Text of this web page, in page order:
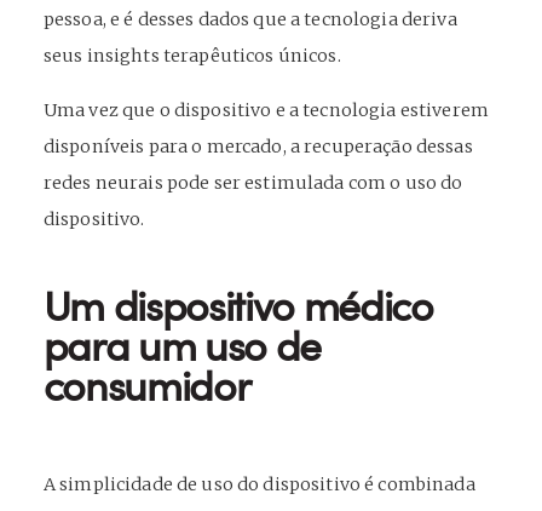
pessoa, e é desses dados que a tecnologia deriva
seus insights terapêuticos únicos.
Uma vez que o dispositivo e a tecnologia estiverem
disponíveis para o mercado, a recuperação dessas
redes neurais pode ser estimulada com o uso do
dispositivo.
Um dispositivo médico
para um uso de
consumidor
A simplicidade de uso do dispositivo é combinada